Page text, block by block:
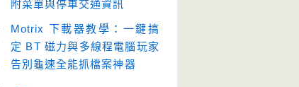
教育學習 (23)
文書工具 (91)
附菜單與停車交通資訊
Motrix 下載器教學：一鍵搞
定 BT 磁力與多線程電腦玩家
告別龜速全能抓檔案神器